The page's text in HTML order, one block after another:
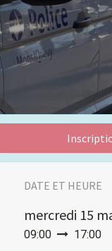
DATE ET HEURE
mercredi 15
09:00 17:00